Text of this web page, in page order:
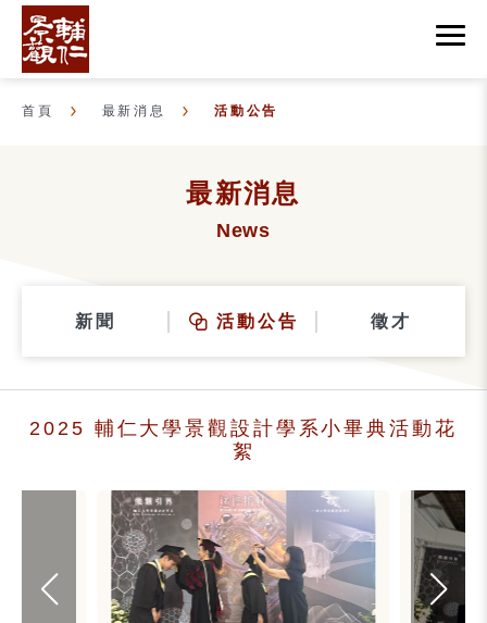
首頁 最新消息 活動公告
最新消息
News
新聞 活動公告 徵才
2025 輔仁大學景觀設計學系小畢典活動花
絮